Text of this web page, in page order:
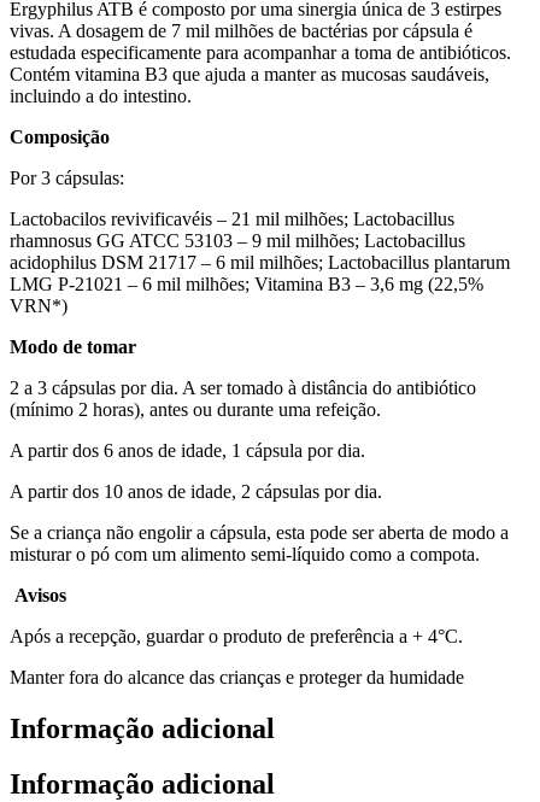
Ergyphilus ATB é composto por uma sinergia única de 3 estirpes
vivas. A dosagem de 7 mil milhões de bactérias por cápsula é
estudada especificamente para acompanhar a toma de antibióticos.
Contém vitamina B3 que ajuda a manter as mucosas saudáveis,
incluindo a do intestino.
Composição
Por 3 cápsulas:
Lactobacilos revivificavéis – 21 mil milhões; Lactobacillus
rhamnosus GG ATCC 53103 – 9 mil milhões; Lactobacillus
acidophilus DSM 21717 – 6 mil milhões; Lactobacillus plantarum
LMG P-21021 – 6 mil milhões; Vitamina B3 – 3,6 mg (22,5%
VRN*)
Modo de tomar
2 a 3 cápsulas por dia. A ser tomado à distância do antibiótico
(mínimo 2 horas), antes ou durante uma refeição.
A partir dos 6 anos de idade, 1 cápsula por dia.
A partir dos 10 anos de idade, 2 cápsulas por dia.
Se a criança não engolir a cápsula, esta pode ser aberta de modo a
misturar o pó com um alimento semi-líquido como a compota.
Avisos
Após a recepção, guardar o produto de preferência a + 4°C.
Manter fora do alcance das crianças e proteger da humidade
Informação adicional
Informação adicional